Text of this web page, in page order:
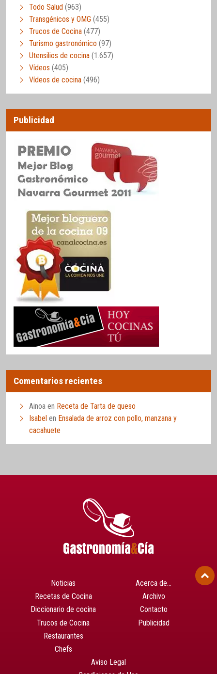
Todo Salud (963)
Transgénicos y OMG (455)
Trucos de Cocina (477)
Turismo gastronómico (97)
Utensilios de cocina (1.657)
Vídeos (405)
Vídeos de cocina (496)
Publicidad
Comentarios recientes
Ainoa en Receta de Tarta de queso
Isabel en Ensalada de arroz con pollo, manzana y
cacahuete
Noticias
Recetas de Cocina
Diccionario de cocina
Trucos de Cocina
Restaurantes
Chefs
Acerca de…
Archivo
Contacto
Publicidad
Aviso Legal